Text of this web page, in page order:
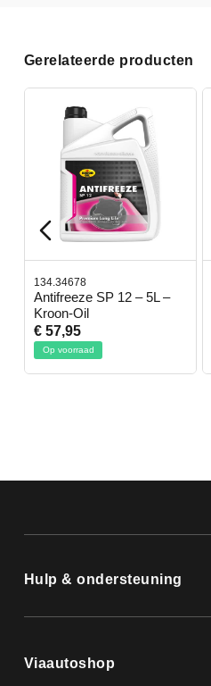
Gerelateerde producten
134.34678
Antifreeze SP 12 – 5L –
Kroon-Oil
€ 57,95
Op voorraad
Hulp & ondersteuning
Viaautoshop